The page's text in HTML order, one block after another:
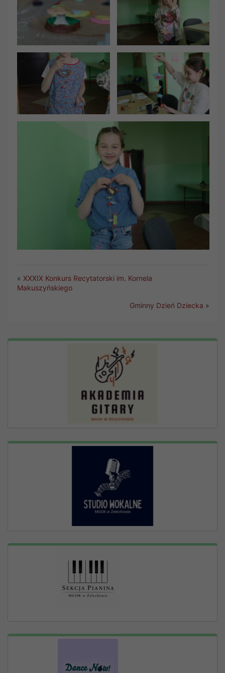
«XXXIX Konkurs Recytatorski im. Kornela
Makuszyńskiego
Gminny Dzień Dziecka »